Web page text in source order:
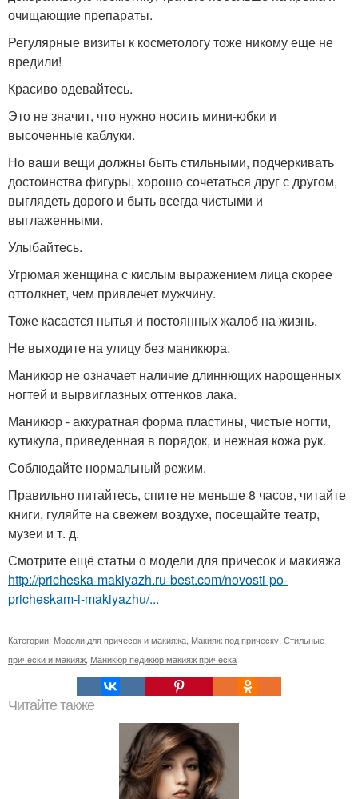
очищающие препараты.
Регулярные визиты к косметологу тоже никому еще не
вредили!
Красиво одевайтесь.
Это не значит, что нужно носить мини-юбки и
высоченные каблуки.
Но ваши вещи должны быть стильными, подчеркивать
достоинства фигуры, хорошо сочетаться друг с другом,
выглядеть дорого и быть всегда чистыми и
выглаженными.
Улыбайтесь.
Угрюмая женщина с кислым выражением лица скорее
оттолкнет, чем привлечет мужчину.
Тоже касается нытья и постоянных жалоб на жизнь.
Не выходите на улицу без маникюра.
Маникюр не означает наличие длиннющих нарощенных
ногтей и вырвиглазных оттенков лака.
Маникюр - аккуратная форма пластины, чистые ногти,
кутикула, приведенная в порядок, и нежная кожа рук.
Соблюдайте нормальный режим.
Правильно питайтесь, спите не меньше 8 часов, читайте
книги, гуляйте на свежем воздухе, посещайте театр,
музеи и т. д.
Смотрите ещё статьи о модели для причесок и макияжа
http://pricheska-makiyazh.ru-best.com/novosti-po-
pricheskam-i-makiyazhu/...
Категории: Модели для причесок и макияжа Макияж под прическу Стильные
прически и макияж Маникюр педикюр макияж прическа
Читайте также